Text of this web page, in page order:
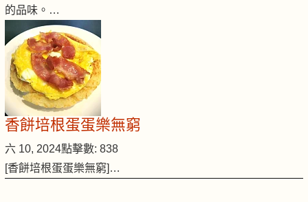
的品味。…
香餅培根蛋蛋樂無窮
六 10, 2024點擊數: 838
[香餅培根蛋蛋樂無窮]…